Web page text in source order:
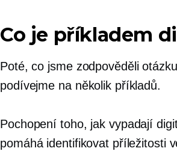
Co je příkladem
Poté, co jsme zodpověděli
podívejme na několik příkladů.
Pochopení toho, jak vypadají
pomáhá identifikovat příležitosti